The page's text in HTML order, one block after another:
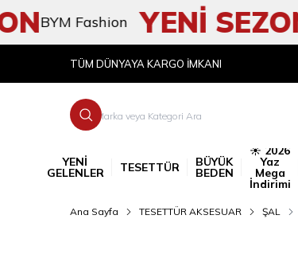
BYM Fashion YENİ SEZON
TÜM DÜNYAYA KARGO İMKANI
YENİ
GELENLER TESETTÜR BÜYÜK
BEDEN
☀️ 2026
Yaz
Mega
İndirimi
Ana Sayfa TESETTÜR AKSESUAR ŞAL